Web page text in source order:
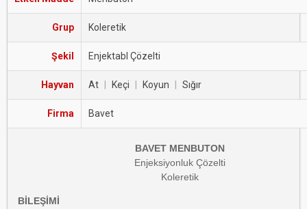
Grup Koleretik
Şekil Enjektabl Çözelti
Hayvan At Keçi Koyun Sığır
Firma Bavet
BAVET MENBUTON
Enjeksiyonluk Çözelti
Koleretik
BİLEŞİMİ